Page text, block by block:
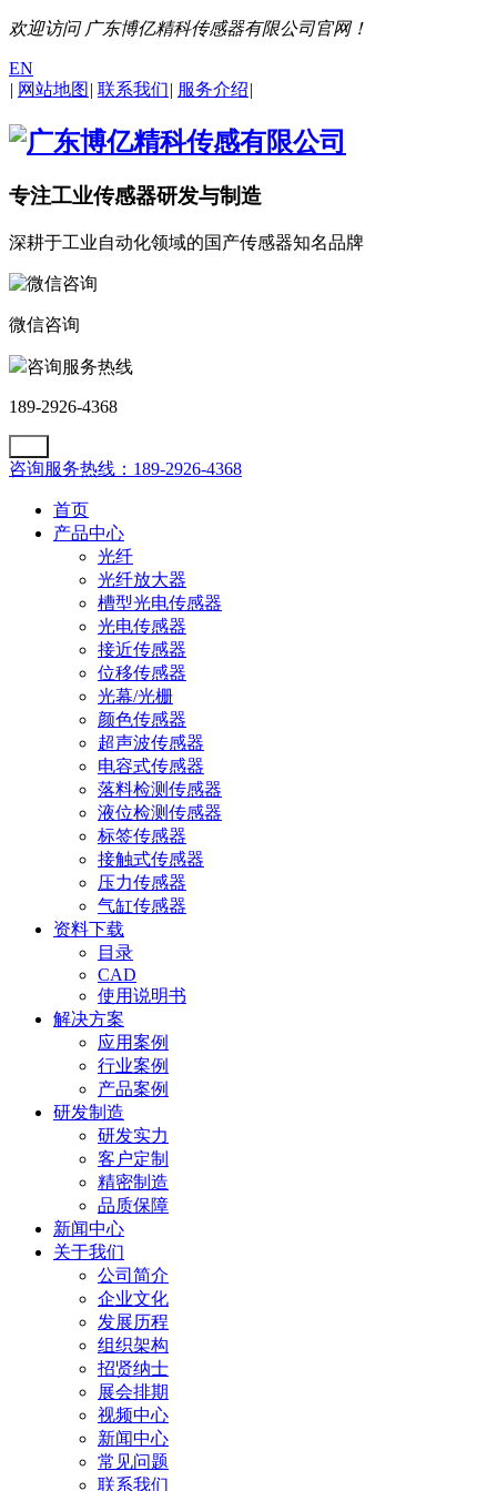
欢迎访问 广东博亿精科传感器有限公司官网！
EN
| 网站地图 | 联系我们| 服务介绍|
专注工业传感器研发与制造
深耕于工业自动化领域的国产传感器知名品牌
微信咨询
咨询服务热线
189-2926-4368
咨询服务热线：189-2926-4368
首页
产品中心
光纤
光纤放大器
槽型光电传感器
光电传感器
接近传感器
位移传感器
光幕/光栅
颜色传感器
超声波传感器
电容式传感器
落料检测传感器
液位检测传感器
标签传感器
接触式传感器
压力传感器
气缸传感器
资料下载
目录
CAD
使用说明书
解决方案
应用案例
行业案例
产品案例
研发制造
研发实力
客户定制
精密制造
品质保障
新闻中心
关于我们
公司简介
企业文化
发展历程
组织架构
招贤纳士
展会排期
视频中心
新闻中心
常见问题
联系我们